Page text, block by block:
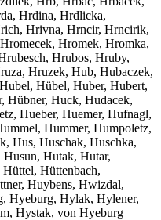
Hrdina, Hrdlicka,
Hrivna, Hrncir, Hrncirik,
Hromek, Hromka,
Hrubos, Hruby,
Hruzek, Hub, Hubaczek,
Hübel, Huber, Hubert,
Hübner, Huck, Hudacek,
Hueber, Huemer, Hufnagl,
Hummer, Humpoletz,
Hus, Huschak, Huschka,
Husun, Hutak, Hutar,
Hüttenbach,
Huybens, Hwizdal,
Hyeburg, Hylak, Hylener,
Hystak, von Hyeburg